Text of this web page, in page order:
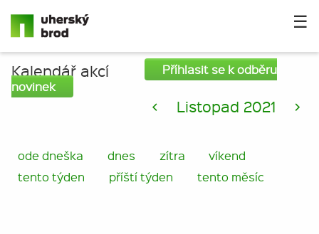
☰
Kalendář akcí
Příhlasit se k odběru
novinek
< Listopad 2021 >
ode dneška dnes zítra
víkend
tento týden
příští týden tento měsíc